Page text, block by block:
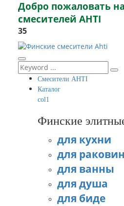
Добро пожаловать
смесителей AHTI
35
Смесители AHTI
Каталог
col1
Финские
для кухни
для
для ванны
для душа
для биде